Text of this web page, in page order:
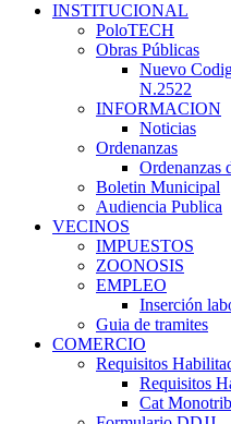
INSTITUCIONAL
PoloTECH
Obras Públicas
Nuevo
N.2522
INFORMACION
Noticias
Ordenanzas
Ordenanzas
Boletin Municipal
Audiencia Publica
VECINOS
IMPUESTOS
ZOONOSIS
EMPLEO
Inserción
Guia de tramites
COMERCIO
Requisitos
Requisitos
Cat